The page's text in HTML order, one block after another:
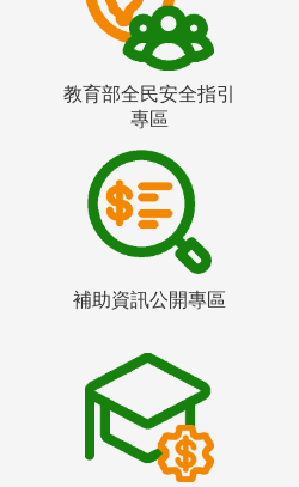
教育部全民安全指引
專區
補助資訊公開專區